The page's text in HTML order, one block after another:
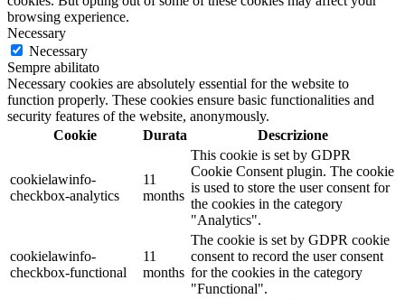
browsing experience.
Necessary
Necessary
Sempre abilitato
Necessary cookies are absolutely essential for the website to
function properly. These cookies ensure basic functionalities and
security features of the website, anonymously.
Cookie
Durata Descrizione
cookielawinfo-
checkbox-analytics
11
months
This cookie is set by GDPR
Cookie Consent plugin. The cookie
is used to store the user consent for
the cookies in the category
"Analytics".
cookielawinfo-
checkbox-functional
11
months
The cookie is set by GDPR cookie
consent to record the user consent
for the cookies in the category
"Functional".